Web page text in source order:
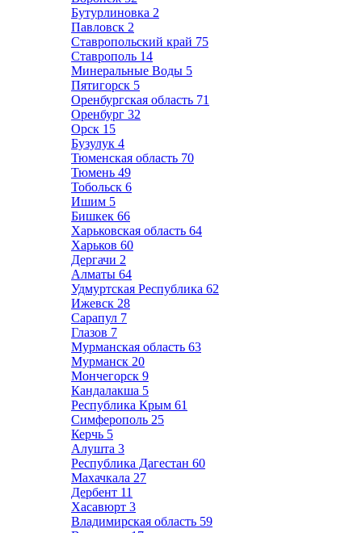
Бутурлиновка 2
Павловск 2
Ставропольский край 75
Ставрополь 14
Минеральные Воды 5
Пятигорск 5
Оренбургская область 71
Оренбург 32
Орск 15
Бузулук 4
Тюменская область 70
Тюмень 49
Тобольск 6
Ишим 5
Бишкек 66
Харьковская область 64
Харьков 60
Дергачи 2
Алматы 64
Удмуртская Республика 62
Ижевск 28
Сарапул 7
Глазов 7
Мурманская область 63
Мурманск 20
Мончегорск 9
Кандалакша 5
Республика Крым 61
Симферополь 25
Керчь 5
Алушта 3
Республика Дагестан 60
Махачкала 27
Дербент 11
Хасавюрт 3
Владимирская область 59